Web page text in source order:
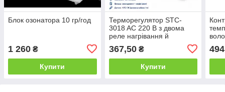
Блок озонатора 10 гр/год
1 260 ₴
Купити
Терморегулятор STC-
3018 AC 220 В з двома
реле нагрівання й
охолодження, датчик NTC
1 м, 10 А діапазон від -50
до 120 °C 220V
367,50₴
Купити